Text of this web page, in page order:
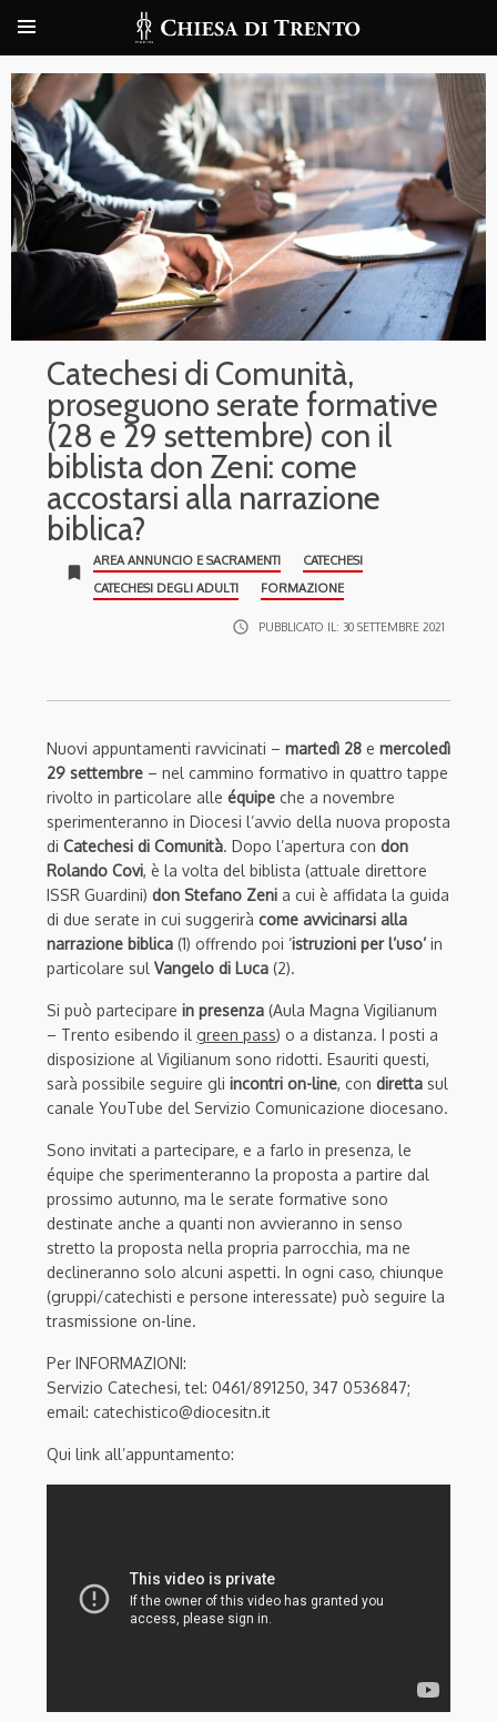
Catechesi di Comunità,
proseguono serate formative
(28 e 29 settembre) con il
biblista don Zeni: come
accostarsi alla narrazione
biblica?
bookmark
AREA ANNUNCIO E SACRAMENTI
CATECHESI
CATECHESI DEGLI ADULTI
FORMAZIONE
access_time PUBBLICATO IL: 30 SETTEMBRE 2021
Nuovi appuntamenti ravvicinati – martedì 28 e mercoledì
29 settembre – nel cammino formativo in quattro tappe
rivolto in particolare alle équipe che a novembre
sperimenteranno in Diocesi l’avvio della nuova proposta
di Catechesi di Comunità. Dopo l’apertura con don
Rolando Covi, è la volta del biblista (attuale direttore
ISSR Guardini) don Stefano Zeni a cui è affidata la guida
di due serate in cui suggerirà come avvicinarsi alla
narrazione biblica (1) offrendo poi ‘istruzioni per l’uso’ in
particolare sul Vangelo di Luca (2).
Si può partecipare in presenza (Aula Magna Vigilianum
– Trento esibendo il green pass) o a distanza. I posti a
disposizione al Vigilianum sono ridotti. Esauriti questi,
sarà possibile seguire gli incontri on-line, con diretta sul
canale YouTube del Servizio Comunicazione diocesano.
Sono invitati a partecipare, e a farlo in presenza, le
équipe che sperimenteranno la proposta a partire dal
prossimo autunno, ma le serate formative sono
destinate anche a quanti non avvieranno in senso
stretto la proposta nella propria parrocchia, ma ne
declineranno solo alcuni aspetti. In ogni caso, chiunque
(gruppi/catechisti e persone interessate) può seguire la
trasmissione on-line.
Per INFORMAZIONI:
Servizio Catechesi, tel: 0461/891250, 347 0536847;
email: catechistico@diocesitn.it
Qui link all’appuntamento: